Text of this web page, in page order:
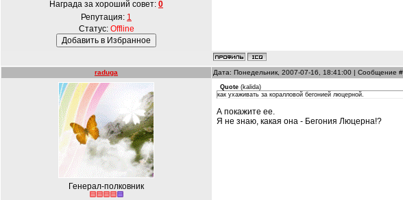
Награда за хороший совет: 0
Репутация: 1
Статус: Offline
raduga Дата: Понедельник, 2007-07-16, 18:41:00 | Сообщение #
Генерал-полковник
Quote (kalida)
как ухаживать за коралловой бегонией люцерной.
А покажите ее.
Я не знаю, какая она - Бегония Люцерна!?